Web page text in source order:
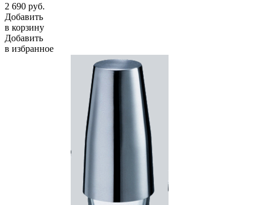
2 690 руб.
Добавить
в корзину
Добавить
в избранное